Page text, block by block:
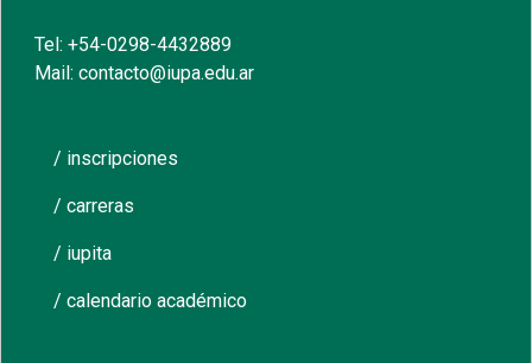
Tel: +54-0298-4432889
Mail: contacto@iupa.edu.ar
/ inscripciones
/ carreras
/ iupita
/ calendario académico